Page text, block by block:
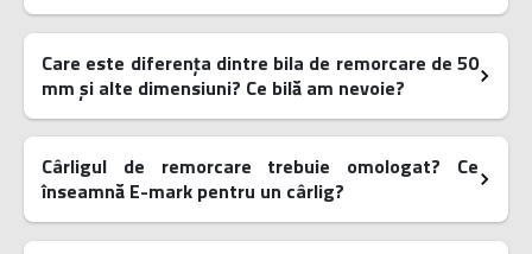
Care este diferența dintre bila de remorcare de 50
mm și alte dimensiuni? Ce bilă am nevoie?
Cârligul de remorcare trebuie omologat? Ce
înseamnă E-mark pentru un cârlig?